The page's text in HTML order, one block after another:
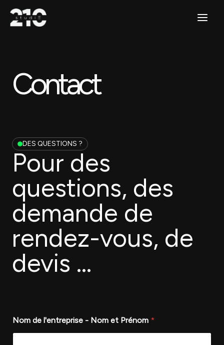
contenu
Contact
DES QUESTIONS ?
Pour des
questions, des
demande de
rendez-vous, de
devis ...
Nom de l'entreprise - Nom et Prénom *